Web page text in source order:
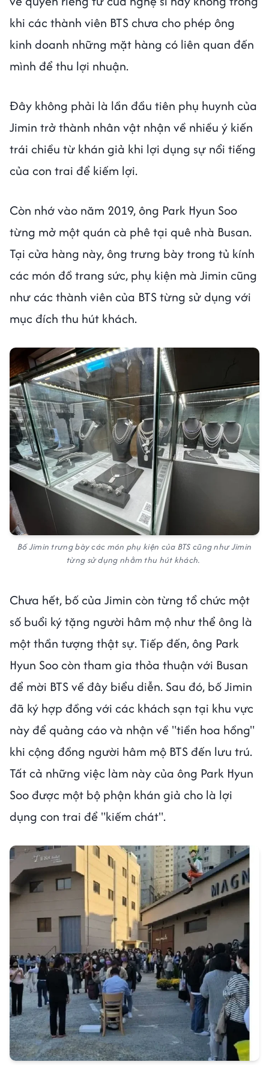
khi các thành viên BTS chưa cho phép ông
kinh doanh những mặt hàng có liên quan đến
mình để thu lợi nhuận.
Đây không phải là lần đầu tiên phụ huynh của
Jimin trở thành nhân vật nhận về nhiều ý kiến
trái chiều từ khán giả khi lợi dụng sự nổi tiếng
của con trai để kiếm lợi.
Còn nhớ vào năm 2019, ông Park Hyun Soo
từng mở một quán cà phê tại quê nhà Busan.
Tại cửa hàng này, ông trưng bày trong tủ kính
các món đồ trang sức, phụ kiện mà Jimin cũng
như các thành viên của BTS từng sử dụng với
mục đích thu hút khách.
Bố Jimin trưng bày các món phụ kiện của BTS cũng như Jimin
từng sử dụng nhằm thu hút khách.
Chưa hết, bố của Jimin còn từng tổ chức một
số buổi ký tặng người hâm mộ như thể ông là
một thần tượng thật sự. Tiếp đến, ông Park
Hyun Soo còn tham gia thỏa thuận với Busan
để mời BTS về đây biểu diễn. Sau đó, bố Jimin
đã ký hợp đồng với các khách sạn tại khu vực
này để quảng cáo và nhận về "tiền hoa hồng"
khi cộng đồng người hâm mộ BTS đến lưu trú.
Tất cả những việc làm này của ông Park Hyun
Soo được một bộ phận khán giả cho là lợi
dụng con trai để "kiếm chát".